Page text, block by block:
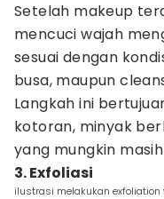
Setelah makeup
mencuci wajah
sesuai dengan
busa, maupun
Langkah ini
kotoran, minyak
yang mungkin
3. Exfoliasi
ilustrasi melakukan exfoliation